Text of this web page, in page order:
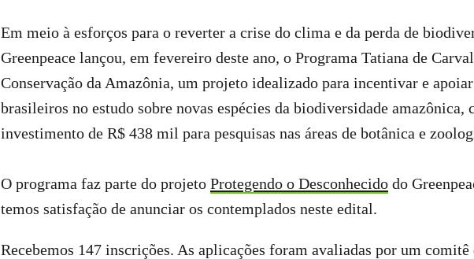
Em meio à esforços para o reverter a crise do clima e da perda de
Greenpeace lançou, em fevereiro deste ano, o Programa Tatiana de
Conservação da Amazônia, um projeto idealizado para incentivar e
brasileiros no estudo sobre novas espécies da biodiversidade amazônica,
investimento de R$ 438 mil para pesquisas nas áreas de botânica e
O programa faz parte do projeto Protegendo o Desconhecido do
temos satisfação de anunciar os contemplados neste edital.
Recebemos 147 inscrições. As aplicações foram avaliadas por um comitê